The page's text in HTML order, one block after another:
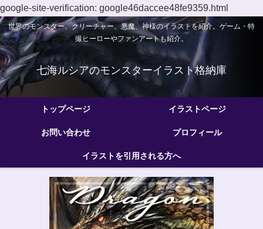
google-site-verification: google46daccee48fe9359.html
世界のモンスター、クリーチャー、悪魔、神様のイラストを紹介。ゲーム・特
撮ヒーローやファンアートも紹介。
七海ルシアのモンスターイラスト格納庫
トップページ イラストページ
お問い合わせ プロフィール
イラストを引用される方へ